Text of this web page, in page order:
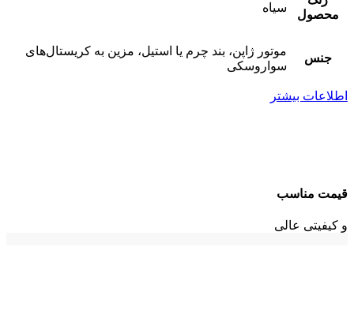
محصول
سیاه
جنس
موتور ژاپن، بند چرم یا استیل، مزین به کریستال‌های
سواروسکی
اطلاعات بیشتر
قیمت مناسب
و کیفیتی عالی